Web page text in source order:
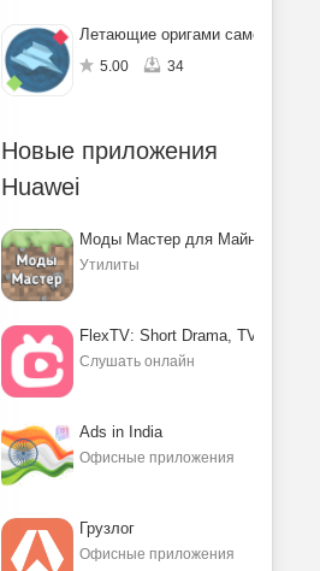
Летающие оригами самолётики
5.00 34
Новые приложения
Huawei
Моды Мастер для Майнкрафт ПЕ
Утилиты
FlexTV: Short Drama, TV, Reels
Слушать онлайн
Ads in India
Офисные приложения
Грузлог
Офисные приложения